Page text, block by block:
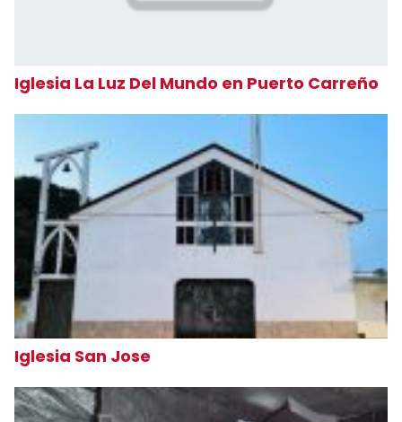
Iglesia La Luz Del Mundo en Puerto Carreño
Iglesia San Jose